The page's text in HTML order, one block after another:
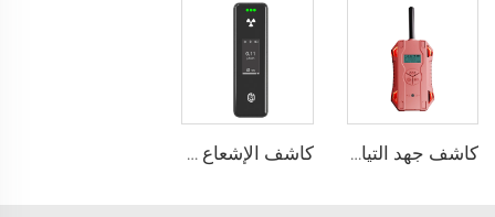
كاشف جهد التيار المتردد HX-TAC كاشف الإشعاع النووي SEED-RA